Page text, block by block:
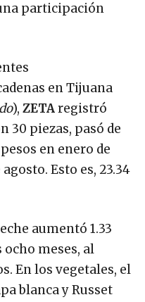
participación
en Tijuana
), ZETAregistró
30 piezas, pasó de
en enero de
Esto es, 23.34
aumentó 1.33
meses, al
En los vegetales, el
blanca y Russet